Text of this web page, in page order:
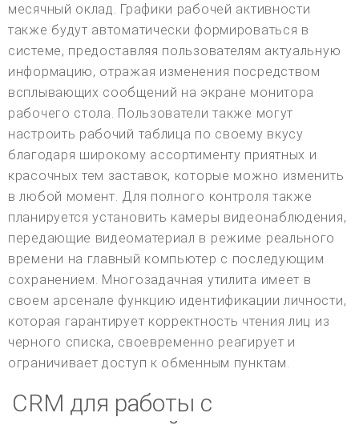
месячный оклад. Графики рабочей активности
также будут автоматически формироваться в
системе, предоставляя пользователям актуальную
информацию, отражая изменения посредством
всплывающих сообщений на экране монитора
рабочего стола. Пользователи также могут
настроить рабочий таблица по своему вкусу
благодаря широкому ассортименту приятных и
красочных тем заставок, которые можно изменить
в любой момент. Для полного контроля также
планируется установить камеры видеонаблюдения,
передающие видеоматериал в режиме реального
времени на главный компьютер с последующим
сохранением. Многозадачная утилита имеет в
своем арсенале функцию идентификации личности,
которая гарантирует корректность чтения лиц из
черного списка, своевременно реагирует и
ограничивает доступ к обменным пунктам.
CRM для работы с